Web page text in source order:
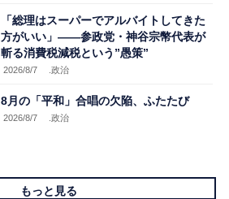
「総理はスーパーでアルバイトしてきた
方がいい」――参政党・神谷宗幣代表が
斬る消費税減税という”愚策”
2026/8/7 .政治
8月の「平和」合唱の欠陥、ふたたび
2026/8/7 .政治
もっと見る